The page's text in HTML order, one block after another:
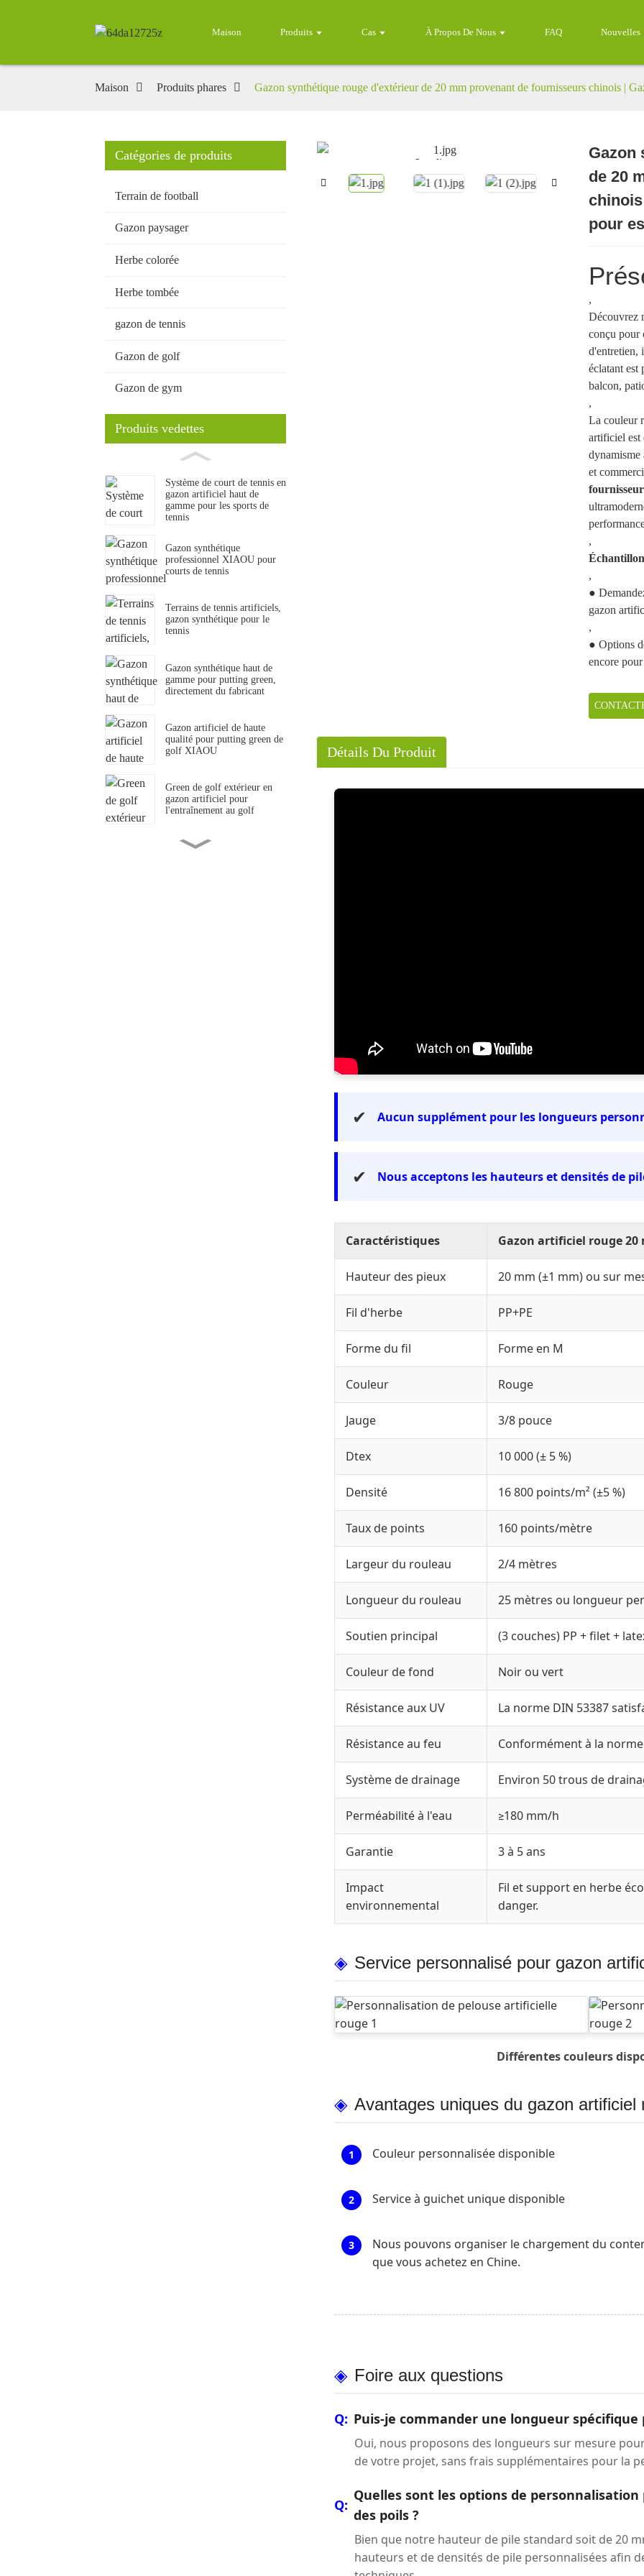
Maison Produits Cas À Propos De Nous FAQ Nouvelles
Maison Produits phares Gazon synthétique rouge d'extérieur de 20 mm provenant de fournisseurs chinois |
Catégories de produits
Terrain de football
Gazon paysager
Herbe colorée
Herbe tombée
gazon de tennis
Gazon de golf
Gazon de gym
Produits vedettes
Système de court de tennis en
gazon artificiel haut de
gamme pour les sports de
tennis
Gazon synthétique
professionnel XIAOU pour
courts de tennis
Terrains de tennis artificiels,
gazon synthétique pour le
tennis
Gazon synthétique haut de
gamme pour putting green,
directement du fabricant
Gazon artificiel de haute
qualité pour putting green de
golf XIAOU
Green de golf extérieur en
gazon artificiel pour
l'entraînement au golf
Tapis de gazon artificiel
Loading...
Loading... Loading...
Loading...
Gazon
de 20
pour
,
Découvrez
conçu pour
d'entretien,
éclatant est
balcon,
,
La couleur
artificiel est
dynamisme
et
,
,
●
gazon
,
● Options
encore
Détails Du Produit
✔ Aucun supplément pour les longueurs
✔ Nous acceptons les hauteurs et densités de
Caractéristiques Gazon artificiel rouge 20
Hauteur des pieux 20 mm (±1 mm) ou sur
Fil d'herbe PP+PE
Forme du fil Forme en M
Couleur Rouge
Jauge 3/8 pouce
Dtex 10 000 (± 5 %)
Densité 16 800 points/m² (±5 %)
Taux de points 160 points/mètre
Largeur du rouleau 2/4 mètres
Longueur du rouleau 25 mètres ou longueur
Soutien principal (3 couches) PP + filet +
Couleur de fond Noir ou vert
Résistance aux UV La norme DIN 53387
Résistance au feu Conformément à la norme
Système de drainage Environ 50 trous de
Perméabilité à l'eau ≥180 mm/h
Garantie 3 à 5 ans
Impact
environnemental
Fil et support en herbe
danger.
Service personnalisé pour gazon
Différentes couleurs
Avantages uniques du gazon artificiel
1 Couleur personnalisée disponible
2 Service à guichet unique disponible
3
Nous pouvons organiser le chargement du
que vous achetez en Chine.
Foire aux questions
Puis-je commander une longueur
Oui, nous proposons des longueurs sur mesure
de votre projet, sans frais supplémentaires pour la
Quelles sont les options de
des poils ?
Bien que notre hauteur de pile standard soit de 20
hauteurs et de densités de pile personnalisées afin